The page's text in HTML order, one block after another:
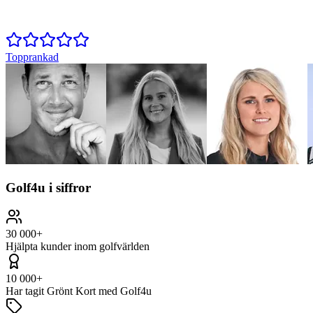
Topprankad
Golf4u i siffror
30 000+
Hjälpta kunder inom golfvärlden
10 000+
Har tagit Grönt Kort med Golf4u